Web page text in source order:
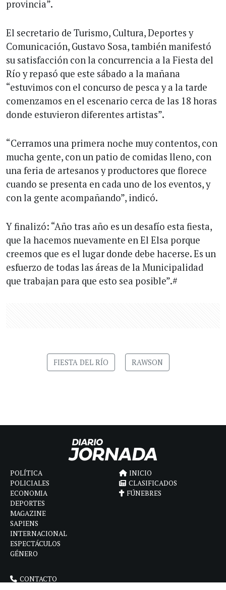
provincia”.
El secretario de Turismo, Cultura, Deportes y
Comunicación, Gustavo Sosa, también manifestó
su satisfacción con la concurrencia a la Fiesta del
Río y repasó que este sábado a la mañana
“estuvimos con el concurso de pesca y a la tarde
comenzamos en el escenario cerca de las 18 horas
donde estuvieron diferentes artistas”.
“Cerramos una primera noche muy contentos, con
mucha gente, con un patio de comidas lleno, con
una feria de artesanos y productores que florece
cuando se presenta en cada uno de los eventos, y
con la gente acompañando”, indicó.
Y finalizó: “Año tras año es un desafío esta fiesta,
que la hacemos nuevamente en El Elsa porque
creemos que es el lugar donde debe hacerse. Es un
esfuerzo de todas las áreas de la Municipalidad
que trabajan para que esto sea posible”.#
FIESTA DEL RÍO RAWSON
POLÍTICA
POLICIALES
ECONOMIA
DEPORTES
MAGAZINE
SAPIENS
INTERNACIONAL
ESPECTÁCULOS
GÉNERO
INICIO
CLASIFICADOS
FÚNEBRES
CONTACTO